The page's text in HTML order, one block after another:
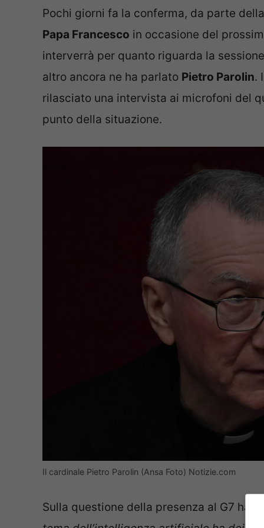
Pochi giorni fa la conferma, da parte
Papa Francesco in occasione del
interverrà per quanto riguarda la sessione
altro ancora ne ha parlato Pietro Parolin.
rilasciato una intervista ai microfoni del
punto della situazione.
Il cardinale Pietro Parolin (Ansa Foto) Notizie.com
Sulla questione della presenza al G7 ha